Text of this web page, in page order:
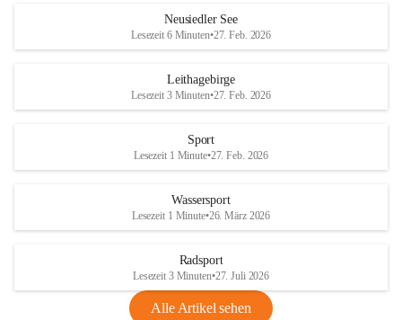
S
und den daraus folgenden wirtschaftlichen
Maßnahmen zur Bekämpfung
Rebe und der Amerikanischen
Anhang VBl. EU Nr. 18
1 Seite•1,4 MB
VBl. EU Nr. 18_2026
r
S
Neusiedler See
Lesezeit 6 Minuten•27. Feb. 2026
Leithagebirge
Lesezeit 3 Minuten•27. Feb. 2026
Sport
Lesezeit 1 Minute•27. Feb. 2026
Wassersport
Lesezeit 1 Minute•26. März 2026
Radsport
Lesezeit 3 Minuten•27. Juli 2026
Alle Artikel sehen